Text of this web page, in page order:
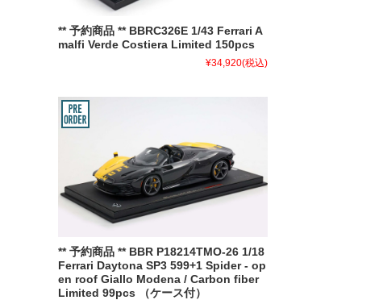
** 予約商品 ** BBRC326E 1/43 Ferrari A
malfi Verde Costiera Limited 150pcs
¥34,920(税込)
** 予約商品 ** BBR P18214TMO-26 1/18
Ferrari Daytona SP3 599+1 Spider - op
en roof Giallo Modena / Carbon fiber
Limited 99pcs （ケース付）